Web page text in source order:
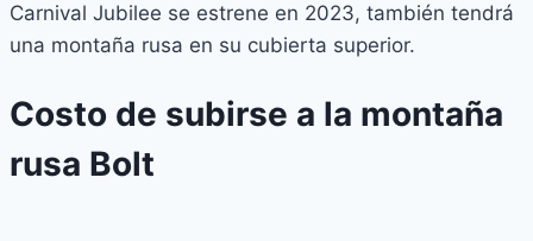
Carnival Jubilee se estrene en 2023, también tendrá
una montaña rusa en su cubierta superior.
Costo de subirse a la montaña
rusa Bolt